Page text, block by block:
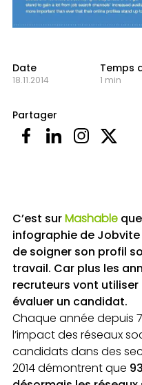
Date
18.11.2014
Temps
1 min
Partager
C’est surMashable
infographie de
de soigner son profil
travail. Car plus les
recruteurs vont
évaluer un candidat.
Chaque année depuis
l’impact des réseaux
candidats dans des
2014 démontrent que